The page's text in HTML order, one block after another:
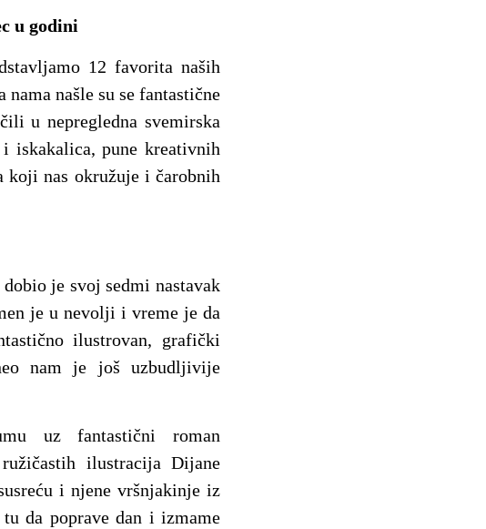
u godini
12 favorita naših
našle su se fantastične
u nepregledna svemirska
iskakalica, pune kreativnih
nas okružuje i čarobnih
je svoj sedmi nastavak
je u nevolji i vreme je da
ilustrovan, grafički
nam je još uzbudljivije
uz fantastični roman
ilustracija Dijane
i njene vršnjakinje iz
da poprave dan i izmame